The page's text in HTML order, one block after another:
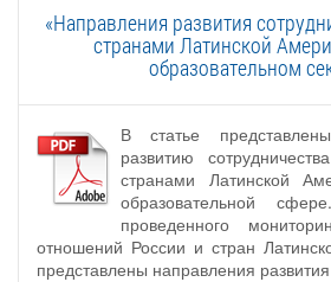
«Направления развития
странами Латинской
образовательном
В статье
развитию
странами Латинской
образовательной
проведенного
отношений России и стран
представлены направления